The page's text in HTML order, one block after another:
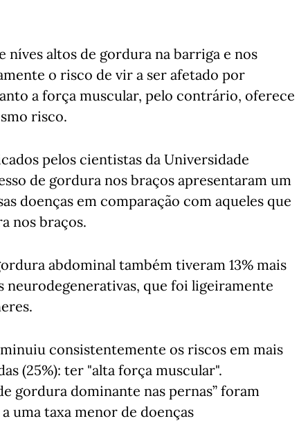
altos de gordura na barriga e nos
o risco de vir a ser afetado por
a força muscular, pelo contrário, oferece
risco.
pelos cientistas da Universidade
de gordura nos braços apresentaram um
doenças em comparação com aqueles que
nos braços.
abdominal também tiveram 13% mais
neurodegenerativas, que foi ligeiramente
consistentemente os riscos em mais
(25%): ter "alta força muscular".
gordura dominante nas pernas” foram
uma taxa menor de doenças